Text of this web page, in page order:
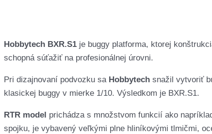
Hobbytech BXR.S1 je buggy platforma, ktorej
schopná súťažiť na profesionálnej úrovni.
Pri dizajnovaní podvozku sa Hobbytech snažil vytvoriť
klasickej buggy v mierke 1/10. Výsledkom je BXR.S1.
RTR model prichádza s množstvom funkcií ako
spojku, je vybavený veľkými plne hliníkovými tlmičmi,